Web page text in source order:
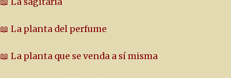
📖 La planta del perfume
📖 La planta que se venda a sí misma